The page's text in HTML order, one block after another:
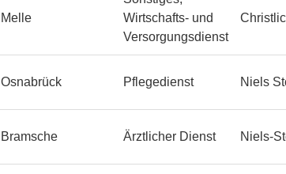
Melle
Wirtschafts- und
Versorgungsdienst
Osnabrück Pflegedienst Niels
Bramsche Ärztlicher Dienst Niels-